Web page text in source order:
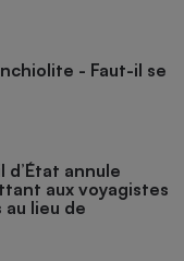
- Faut-il se
d’État annule
aux voyagistes
lieu de